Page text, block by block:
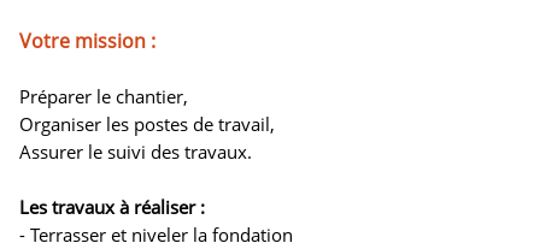
Votre mission :
Préparer le chantier,
Organiser les postes de travail,
Assurer le suivi des travaux.
Les travaux à réaliser :
- Terrasser et niveler la fondation